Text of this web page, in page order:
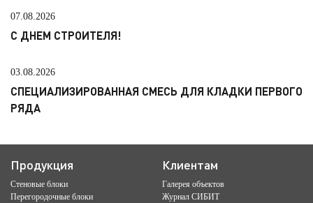
07.08.2026
С ДНЕМ СТРОИТЕЛЯ!
03.08.2026
СПЕЦИАЛИЗИРОВАННАЯ СМЕСЬ ДЛЯ КЛАДКИ ПЕРВОГО
РЯДА
Продукция
Стеновые блоки
Перегородочные блоки
Клиентам
Галерея объектов
Журнал СИБИТ